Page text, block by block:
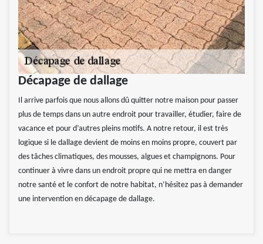
Décapage de dallage
Il arrive parfois que nous allons dû quitter notre maison pour passer
plus de temps dans un autre endroit pour travailler, étudier, faire de
vacance et pour d’autres pleins motifs. A notre retour, il est très
logique si le dallage devient de moins en moins propre, couvert par
des tâches climatiques, des mousses, algues et champignons. Pour
continuer à vivre dans un endroit propre qui ne mettra en danger
notre santé et le confort de notre habitat, n’hésitez pas à demander
une intervention en décapage de dallage.